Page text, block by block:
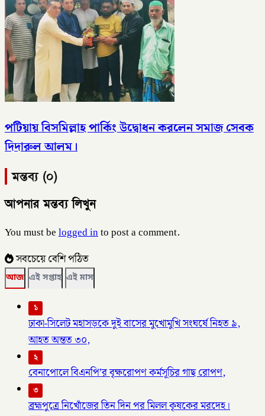
পটিয়ায় বিসমিল্লাহ পার্কিং উদ্বোধন করলেন সমাজ সেবক
দিদারুল আলম।
মন্তব্য (০)
আপনার মন্তব্য লিখুন
You must belogged into post a comment.
সবচেয়ে বেশি পঠিত
আজ এই সপ্তাহ এই মাস
১
ঢাকা-সিলেট মহাসড়কে দুই বাসের মুখোমুখি সংঘর্ষে নিহত ৯,
আহত অন্তত ৩০,
২
বেনাপোলে বিএনপি’র বৃক্ষরোপণ কর্মসূচির গাছ রোপণ,
৩
ব্রহ্মপুত্রে নিখোঁজের তিন দিন পর মিলল কৃষকের মরদেহ।